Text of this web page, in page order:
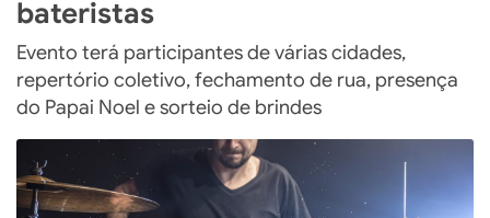
bateristas
Evento terá participantes de várias cidades,
repertório coletivo, fechamento de rua, presença
do Papai Noel e sorteio de brindes